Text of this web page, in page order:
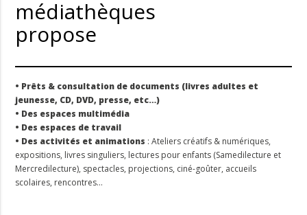
médiathèques
propose
• Prêts & consultation de documents (livres adultes et
jeunesse, CD, DVD, presse, etc…)
• Des espaces multimédia
• Des espaces de travail
• Des activités et animations : Ateliers créatifs & numériques,
expositions, livres singuliers, lectures pour enfants (Samedilecture et
Mercredilecture), spectacles, projections, ciné-goûter, accueils
scolaires, rencontres…